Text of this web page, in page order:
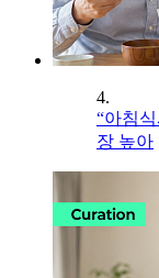
4.
“아침
장 높아